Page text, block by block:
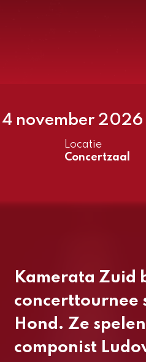
november 2026
Locatie
Concertzaal
Kamerata Zuid
concerttournee
Hond . Ze
componist